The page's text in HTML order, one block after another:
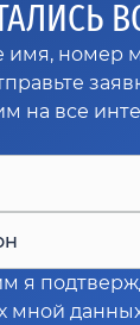
имя, номер
на все
я
мной